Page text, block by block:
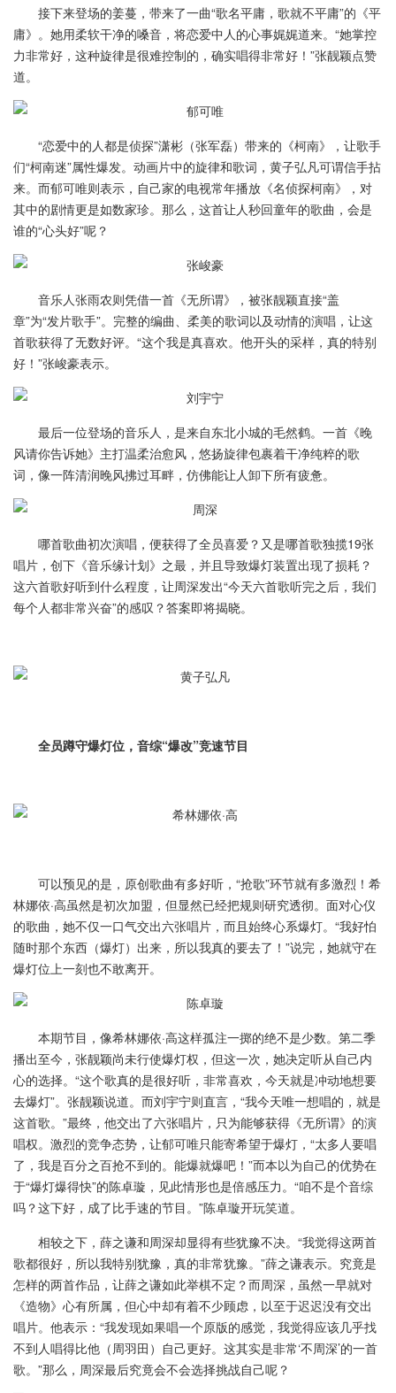
接下来登场的姜蔓，带来了一曲“歌名平庸，歌就不平庸”的《平
庸》。她用柔软干净的嗓音，将恋爱中人的心事娓娓道来。“她掌控
力非常好，这种旋律是很难控制的，确实唱得非常好！”张靓颖点赞
道。
“恋爱中的人都是侦探”潇彬（张军磊）带来的《柯南》，让歌手
们“柯南迷”属性爆发。动画片中的旋律和歌词，黄子弘凡可谓信手拈
来。而郁可唯则表示，自己家的电视常年播放《名侦探柯南》，对
其中的剧情更是如数家珍。那么，这首让人秒回童年的歌曲，会是
谁的“心头好”呢？
音乐人张雨农则凭借一首《无所谓》，被张靓颖直接“盖
章”为“发片歌手”。完整的编曲、柔美的歌词以及动情的演唱，让这
首歌获得了无数好评。“这个我是真喜欢。他开头的采样，真的特别
好！”张峻豪表示。
最后一位登场的音乐人，是来自东北小城的毛然鹤。一首《晚
风请你告诉她》主打温柔治愈风，悠扬旋律包裹着干净纯粹的歌
词，像一阵清润晚风拂过耳畔，仿佛能让人卸下所有疲惫。
哪首歌曲初次演唱，便获得了全员喜爱？又是哪首歌独揽19张
唱片，创下《音乐缘计划》之最，并且导致爆灯装置出现了损耗？
这六首歌好听到什么程度，让周深发出“今天六首歌听完之后，我们
每个人都非常兴奋”的感叹？答案即将揭晓。
全员蹲守爆灯位，音综“爆改”竞速节目
可以预见的是，原创歌曲有多好听，“抢歌”环节就有多激烈！希
林娜依·高虽然是初次加盟，但显然已经把规则研究透彻。面对心仪
的歌曲，她不仅一口气交出六张唱片，而且始终心系爆灯。“我好怕
随时那个东西（爆灯）出来，所以我真的要去了！”说完，她就守在
爆灯位上一刻也不敢离开。
本期节目，像希林娜依·高这样孤注一掷的绝不是少数。第二季
播出至今，张靓颖尚未行使爆灯权，但这一次，她决定听从自己内
心的选择。“这个歌真的是很好听，非常喜欢，今天就是冲动地想要
去爆灯”。张靓颖说道。而刘宇宁则直言，“我今天唯一想唱的，就是
这首歌。”最终，他交出了六张唱片，只为能够获得《无所谓》的演
唱权。激烈的竞争态势，让郁可唯只能寄希望于爆灯，“太多人要唱
了，我是百分之百抢不到的。能爆就爆吧！”而本以为自己的优势在
于“爆灯爆得快”的陈卓璇，见此情形也是倍感压力。“咱不是个音综
吗？这下好，成了比手速的节目。”陈卓璇开玩笑道。
相较之下，薛之谦和周深却显得有些犹豫不决。“我觉得这两首
歌都很好，所以我特别犹豫，真的非常犹豫。”薛之谦表示。究竟是
怎样的两首作品，让薛之谦如此举棋不定？而周深，虽然一早就对
《造物》心有所属，但心中却有着不少顾虑，以至于迟迟没有交出
唱片。他表示：“我发现如果唱一个原版的感觉，我觉得应该几乎找
不到人唱得比他（周羽田）自己更好。这其实是非常‘不周深’的一首
歌。”那么，周深最后究竟会不会选择挑战自己呢？